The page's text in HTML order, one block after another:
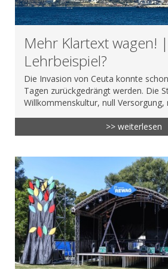
Mehr Klartext wagen!
Lehrbeispiel?
Die Invasion von Ceuta konnte
Tagen zurückgedrängt werden. Die
Willkommenskultur, null Versorgung,
>> weiterlesen